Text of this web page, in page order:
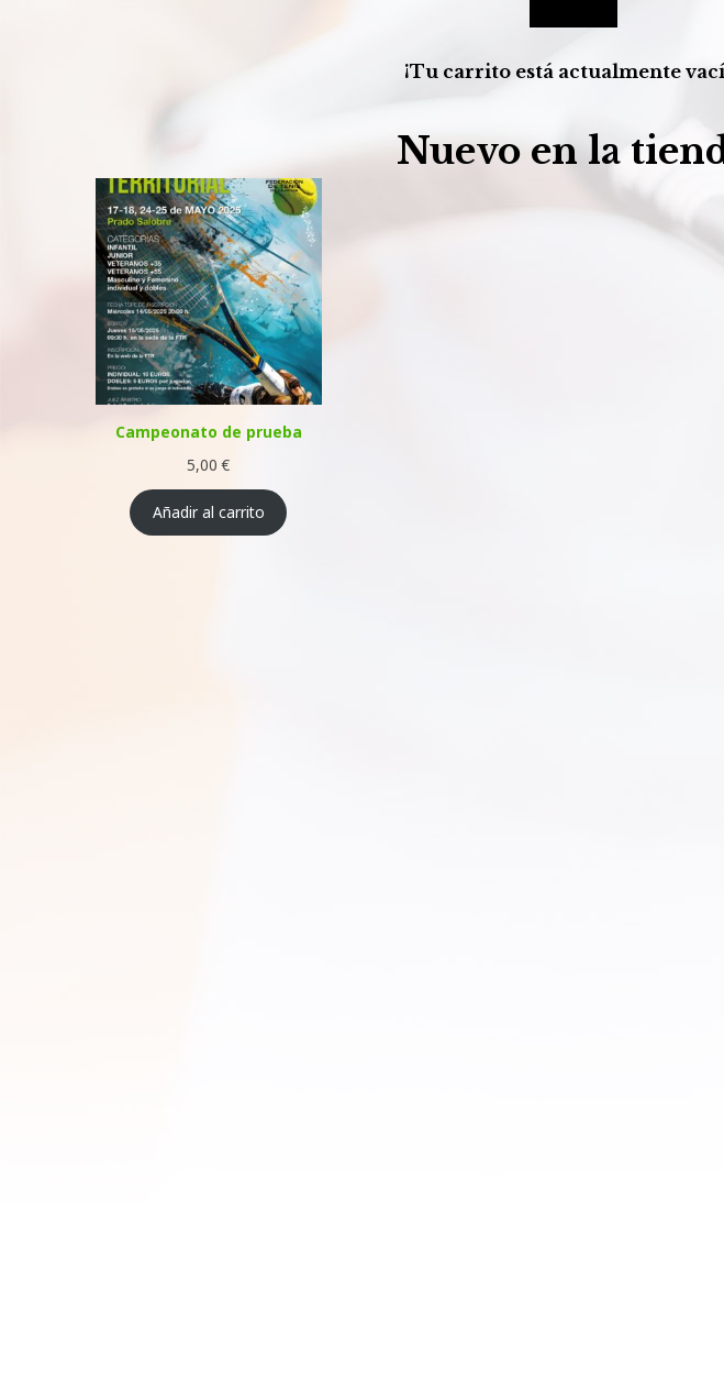
¡Tu carrito está actualmente
Nuevo en la
Campeonato de prueba
5,00€
Añadir al carrito